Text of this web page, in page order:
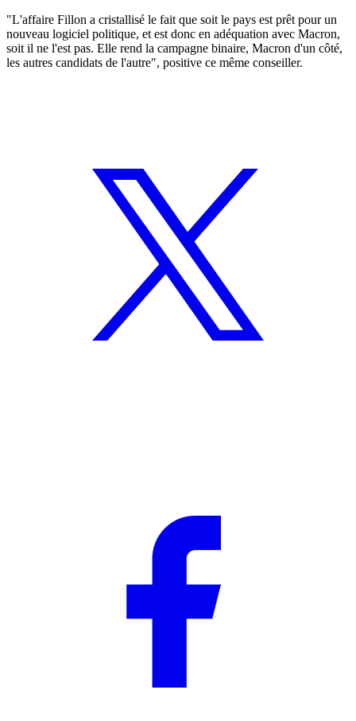
"L'affaire Fillon a cristallisé le fait que soit le pays est prêt pour un
nouveau logiciel politique, et est donc en adéquation avec Macron,
soit il ne l'est pas. Elle rend la campagne binaire, Macron d'un côté,
les autres candidats de l'autre", positive ce même conseiller.